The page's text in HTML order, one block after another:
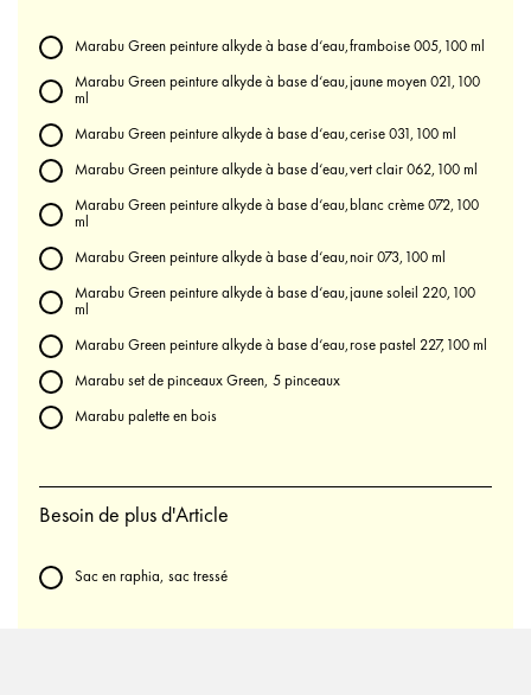
Marabu Green peinture alkyde à base d‘eau,framboise 005,100 ml
Marabu Green peinture alkyde à base d‘eau,jaune moyen 021,100
ml
Marabu Green peinture alkyde à base d‘eau,cerise 031,100 ml
Marabu Green peinture alkyde à base d‘eau,vert clair 062,100 ml
Marabu Green peinture alkyde à base d‘eau,blanc crème 072,100
ml
Marabu Green peinture alkyde à base d‘eau,noir 073,100 ml
Marabu Green peinture alkyde à base d‘eau,jaune soleil 220,100
ml
Marabu Green peinture alkyde à base d‘eau,rose pastel 227,100 ml
Marabu set de pinceaux Green, 5 pinceaux
Marabu palette en bois
Besoin de plus d'Article
Sac en raphia, sac tressé